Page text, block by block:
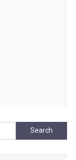
Search
for: